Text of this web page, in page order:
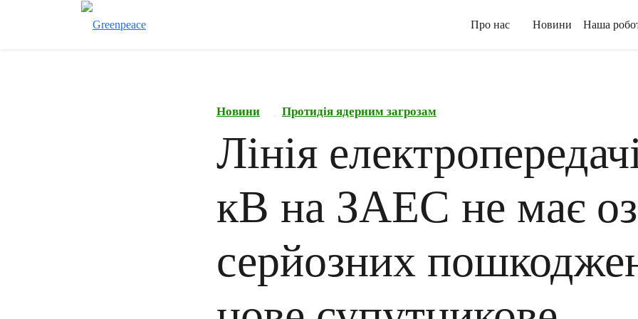
Про нас Новини Наша
Новини Протидія ядерним загрозам
Лінія
кВ на ЗАЕС не має
серйозних